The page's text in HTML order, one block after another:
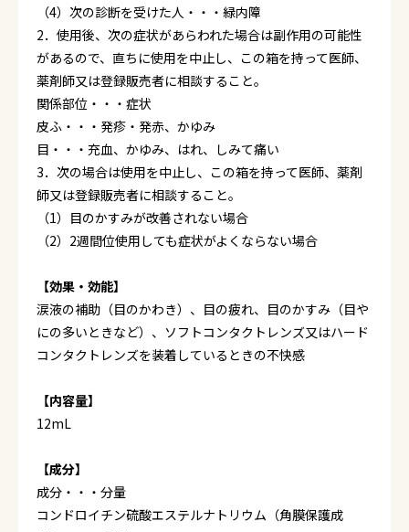
（4）次の診断を受けた人・・・緑内障
2．使用後、次の症状があらわれた場合は副作用の可能性
があるので、直ちに使用を中止し、この箱を持って医師、
薬剤師又は登録販売者に相談すること。
関係部位・・・症状
皮ふ・・・発疹・発赤、かゆみ
目・・・充血、かゆみ、はれ、しみて痛い
3．次の場合は使用を中止し、この箱を持って医師、薬剤
師又は登録販売者に相談すること。
（1）目のかすみが改善されない場合
（2）2週間位使用しても症状がよくならない場合
【効果・効能】
涙液の補助（目のかわき）、目の疲れ、目のかすみ（目や
にの多いときなど）、ソフトコンタクトレンズ又はハード
コンタクトレンズを装着しているときの不快感
【内容量】
12mL
【成分】
成分・・・分量
コンドロイチン硫酸エステルナトリウム（角膜保護成